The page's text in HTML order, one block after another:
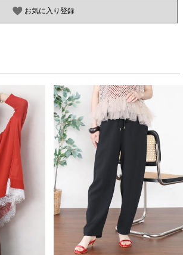
お気に入り登録